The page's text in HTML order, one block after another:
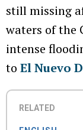
still missing
waters of the
intense
to El Nuevo
RELATED